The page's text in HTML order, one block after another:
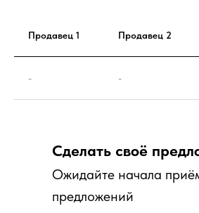
Продавец 1 Продавец 2
- -
Сделать своё
Ожидайте начала
предложений